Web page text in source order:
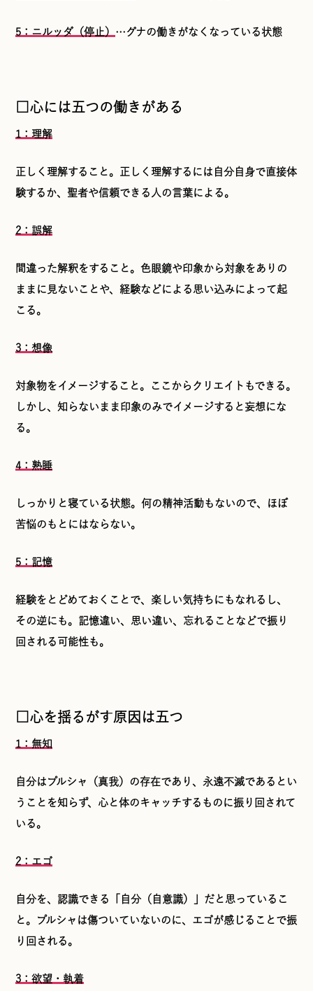
5：ニルッダ（停止） …グナの働きがなくなっている状態
□心には五つの働きがある
1：理解
正しく理解すること。正しく理解するには自分自身で直接体
験するか、聖者や信頼できる人の言葉による。
2：誤解
間違った解釈をすること。色眼鏡や印象から対象をありの
ままに見ないことや、経験などによる思い込みによって起
こる。
3：想像
対象物をイメージすること。ここからクリエイトもできる。
しかし、知らないまま印象のみでイメージすると妄想にな
る。
4：熟睡
しっかりと寝ている状態。何の精神活動もないので、ほぼ
苦悩のもとにはならない。
5：記憶
経験をとどめておくことで、楽しい気持ちにもなれるし、
その逆にも。記憶違い、思い違い、忘れることなどで振り
回される可能性も。
□心を揺るがす原因は五つ
1：無知
自分はプルシャ（真我）の存在であり、永遠不滅であるとい
うことを知らず、心と体のキャッチするものに振り回されて
いる。
2：エゴ
自分を、認識できる「自分（自意識）」だと思っているこ
と。プルシャは傷ついていないのに、エゴが感じることで振
り回される。
3：欲望・執着